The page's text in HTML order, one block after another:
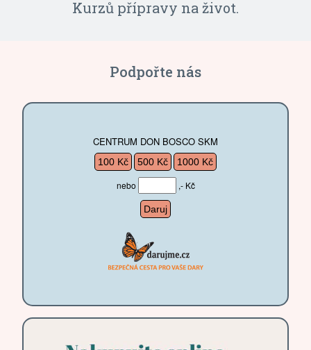
Kurzů přípravy na život.
Doprovázení 80 klientů
mladými lidmi
Univerzitě Pardubice
40 dobrovolníků
filantropie
Podpořte nás